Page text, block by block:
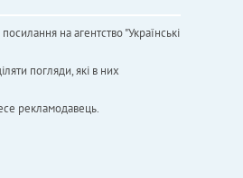
на агентство "Українськi
погляди, які в них
рекламодавець.